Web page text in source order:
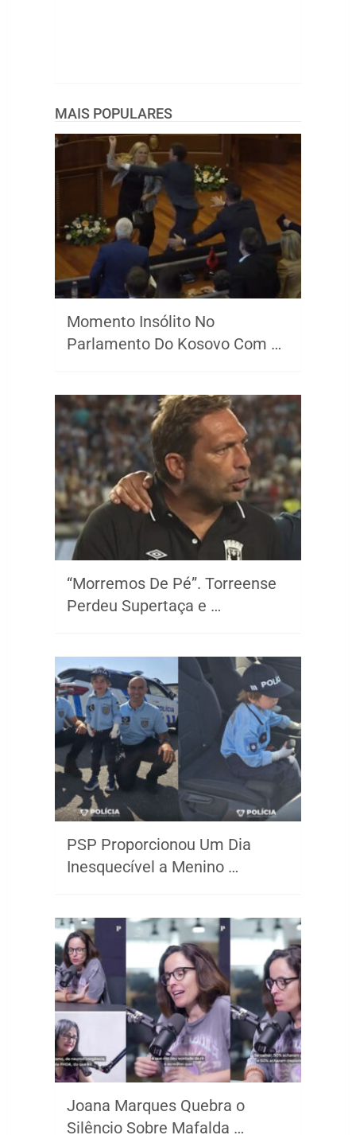
MAIS POPULARES
Momento Insólito No
Parlamento Do Kosovo Com …
“Morremos De Pé”. Torreense
Perdeu Supertaça e …
PSP Proporcionou Um Dia
Inesquecível a Menino …
Joana Marques Quebra o
Silêncio Sobre Mafalda …